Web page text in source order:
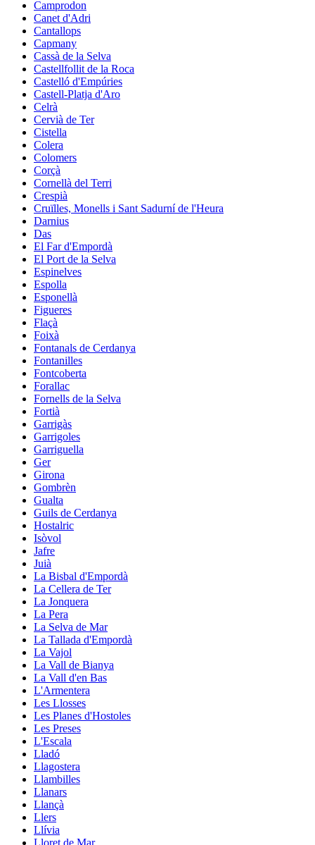
Camprodon
Canet d'Adri
Cantallops
Capmany
Cassà de la Selva
Castellfollit de la Roca
Castelló d'Empúries
Castell-Platja d'Aro
Celrà
Cervià de Ter
Cistella
Colera
Colomers
Corçà
Cornellà del Terri
Crespià
Cruïlles, Monells i Sant Sadurní de l'Heura
Darnius
Das
El Far d'Empordà
El Port de la Selva
Espinelves
Espolla
Esponellà
Figueres
Flaçà
Foixà
Fontanals de Cerdanya
Fontanilles
Fontcoberta
Forallac
Fornells de la Selva
Fortià
Garrigàs
Garrigoles
Garriguella
Ger
Girona
Gombrèn
Gualta
Guils de Cerdanya
Hostalric
Isòvol
Jafre
Juià
La Bisbal d'Empordà
La Cellera de Ter
La Jonquera
La Pera
La Selva de Mar
La Tallada d'Empordà
La Vajol
La Vall de Bianya
La Vall d'en Bas
L'Armentera
Les Llosses
Les Planes d'Hostoles
Les Preses
L'Escala
Lladó
Llagostera
Llambilles
Llanars
Llançà
Llers
Llívia
Lloret de Mar